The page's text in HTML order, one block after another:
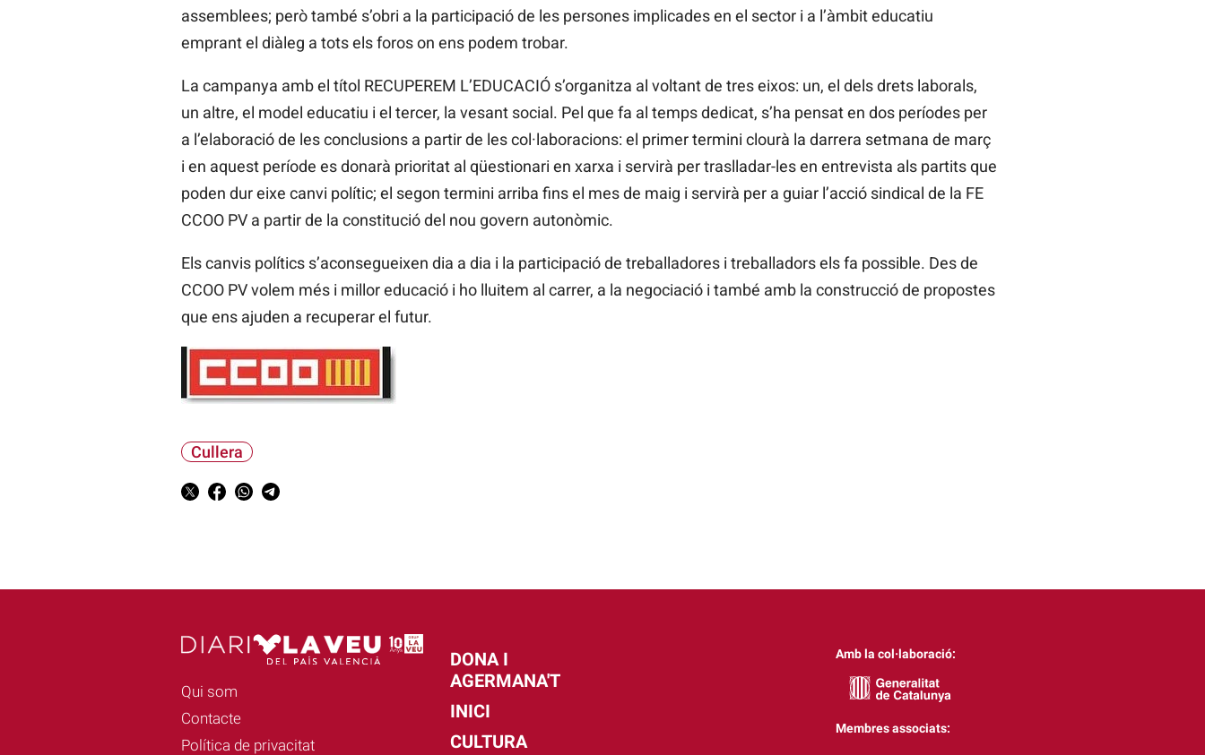
assemblees; però també s’obri a la participació de les persones implicades en el sector i a l’àmbit educatiu
emprant el diàleg a tots els foros on ens podem trobar.
La campanya amb el títol RECUPEREM L’EDUCACIÓ s’organitza al voltant de tres eixos: un, el dels drets laborals,
un altre, el model educatiu i el tercer, la vesant social. Pel que fa al temps dedicat, s’ha pensat en dos períodes per
a l’elaboració de les conclusions a partir de les col·laboracions: el primer termini clourà la darrera setmana de març
i en aquest període es donarà prioritat al qüestionari en xarxa i servirà per traslladar-les en entrevista als partits que
poden dur eixe canvi polític; el segon termini arriba fins el mes de maig i servirà per a guiar l’acció sindical de la FE
CCOO PV a partir de la constitució del nou govern autonòmic.
Els canvis polítics s’aconsegueixen dia a dia i la participació de treballadores i treballadors els fa possible. Des de
CCOO PV volem més i millor educació i ho lluitem al carrer, a la negociació i també amb la construcció de propostes
que ens ajuden a recuperar el futur.
Cullera
Qui som
Contacte
Política de privacitat
DONA I
AGERMANA'T
INICI
CULTURA
Amb la col·laboració:
Membres associats: